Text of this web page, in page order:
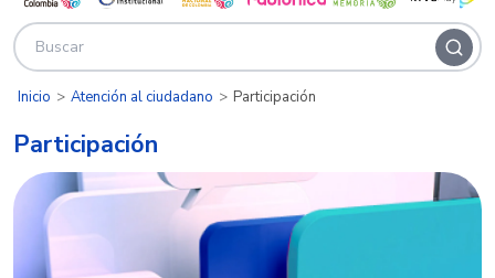
Inicio Atención al ciudadano Participación
Participación